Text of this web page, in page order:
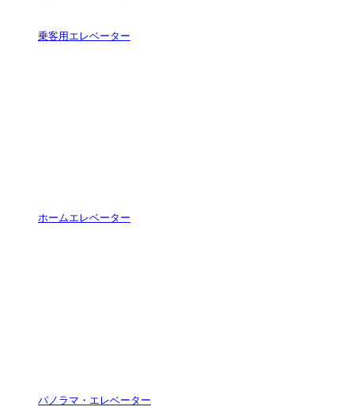
乗客用エレベーター
ホームエレベーター
パノラマ・エレベーター